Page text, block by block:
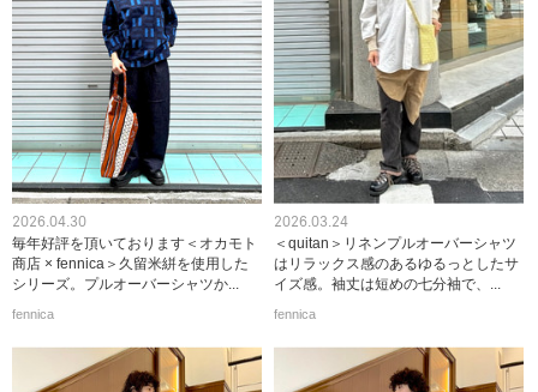
2026.04.30
毎年好評を頂いております＜オカモト
商店 × fennica＞久留米絣を使用した
シリーズ。プルオーバーシャツか...
fennica
2026.03.24
＜quitan＞リネンプルオーバーシャツ
はリラックス感のあるゆるっとしたサ
イズ感。袖丈は短めの七分袖で、...
fennica